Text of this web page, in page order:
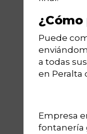
Puede
a todas
en Peralta
Empresa
fontanería